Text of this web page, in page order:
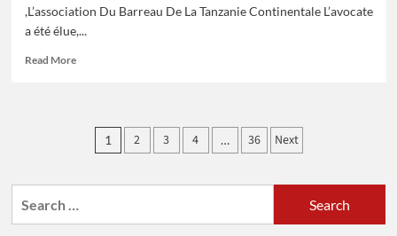
,L’association Du Barreau De La Tanzanie Continentale L’avocate
a été élue,...
Read MoreRead
Karume,
Présidente
Law
Society
Posts
1 2 3 4 … 36 Next